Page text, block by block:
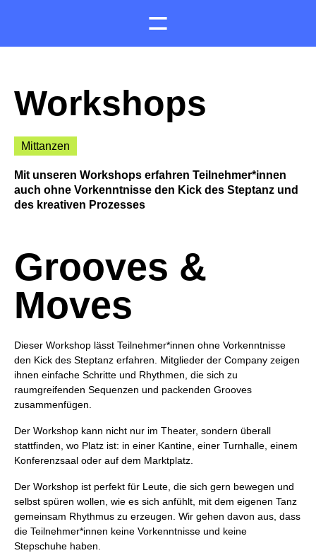
Workshops
Mittanzen
Mit unseren Workshops erfahren Teilnehmer*innen
auch ohne Vorkenntnisse den Kick des Steptanz und
des kreativen Prozesses
Grooves &
Moves
Dieser Workshop lässt Teilnehmer*innen ohne Vorkenntnisse
den Kick des Steptanz erfahren. Mitglieder der Company zeigen
ihnen einfache Schritte und Rhythmen, die sich zu
raumgreifenden Sequenzen und packenden Grooves
zusammenfügen.
Der Workshop kann nicht nur im Theater, sondern überall
stattfinden, wo Platz ist: in einer Kantine, einer Turnhalle, einem
Konferenzsaal oder auf dem Marktplatz.
Der Workshop ist perfekt für Leute, die sich gern bewegen und
selbst spüren wollen, wie es sich anfühlt, mit dem eigenen Tanz
gemeinsam Rhythmus zu erzeugen. Wir gehen davon aus, dass
die Teilnehmer*innen keine Vorkenntnisse und keine
Stepschuhe haben.